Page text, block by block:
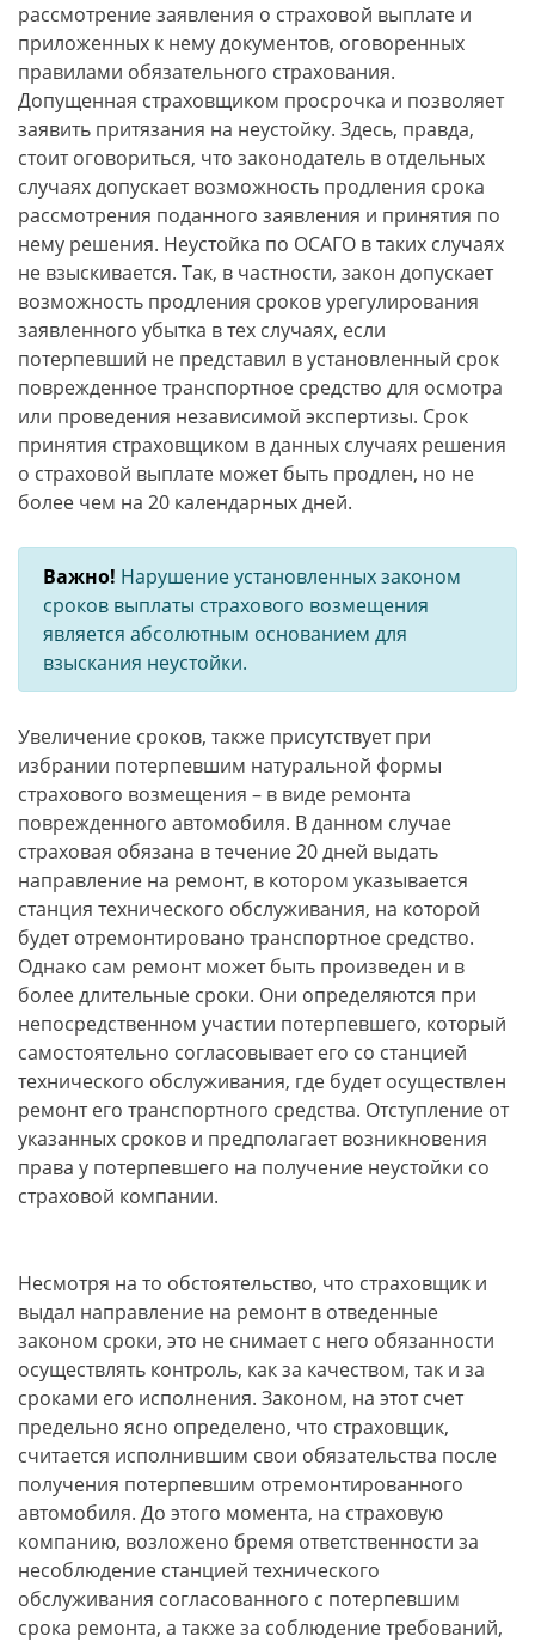
рассмотрение заявления о страховой выплате и
приложенных к нему документов, оговоренных
правилами обязательного страхования.
Допущенная страховщиком просрочка и позволяет
заявить притязания на неустойку. Здесь, правда,
стоит оговориться, что законодатель в отдельных
случаях допускает возможность продления срока
рассмотрения поданного заявления и принятия по
нему решения. Неустойка по ОСАГО в таких случаях
не взыскивается. Так, в частности, закон допускает
возможность продления сроков урегулирования
заявленного убытка в тех случаях, если
потерпевший не представил в установленный срок
поврежденное транспортное средство для осмотра
или проведения независимой экспертизы. Срок
принятия страховщиком в данных случаях решения
о страховой выплате может быть продлен, но не
более чем на 20 календарных дней.
Важно! Нарушение установленных законом
сроков выплаты страхового возмещения
является абсолютным основанием для
взыскания неустойки.
Увеличение сроков, также присутствует при
избрании потерпевшим натуральной формы
страхового возмещения – в виде ремонта
поврежденного автомобиля. В данном случае
страховая обязана в течение 20 дней выдать
направление на ремонт, в котором указывается
станция технического обслуживания, на которой
будет отремонтировано транспортное средство.
Однако сам ремонт может быть произведен и в
более длительные сроки. Они определяются при
непосредственном участии потерпевшего, который
самостоятельно согласовывает его со станцией
технического обслуживания, где будет осуществлен
ремонт его транспортного средства. Отступление от
указанных сроков и предполагает возникновения
права у потерпевшего на получение неустойки со
страховой компании.
Несмотря на то обстоятельство, что страховщик и
выдал направление на ремонт в отведенные
законом сроки, это не снимает с него обязанности
осуществлять контроль, как за качеством, так и за
сроками его исполнения. Законом, на этот счет
предельно ясно определено, что страховщик,
считается исполнившим свои обязательства после
получения потерпевшим отремонтированного
автомобиля. До этого момента, на страховую
компанию, возложено бремя ответственности за
несоблюдение станцией технического
обслуживания согласованного с потерпевшим
срока ремонта, а также за соблюдение требований,